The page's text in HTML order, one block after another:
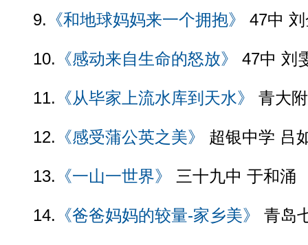
9. 《和地球妈妈来一个拥抱》 47中
10. 《感动来自生命的怒放》 47中 刘
11. 《从毕家上流水库到天水》 青大
12. 《感受蒲公英之美》 超银中学 吕
13. 《一山一世界》 三十九中 于和涌
14. 《爸爸妈妈的较量-家乡美》 青岛